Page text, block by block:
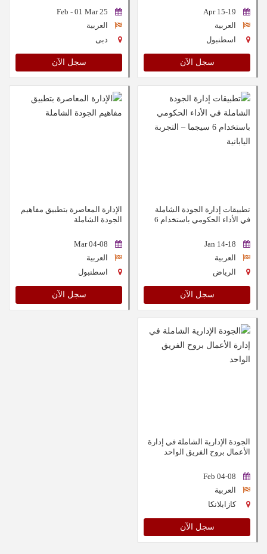
15-19 Apr
العربية
اسطنبول
سجل الآن
25 Feb - 01 Mar
العربية
دبى
سجل الآن
تطبيقات إدارة الجودة الشاملة
في الأداء الحكومي باستخدام 6
14-18 Jan
العربية
الرياض
سجل الآن
الإدارة المعاصرة بتطبيق مفاهيم
الجودة الشاملة
04-08 Mar
العربية
اسطنبول
سجل الآن
الجودة الإدارية الشاملة في إدارة
الأعمال بروح الفريق الواحد
04-08 Feb
العربية
كازابلانكا
سجل الآن